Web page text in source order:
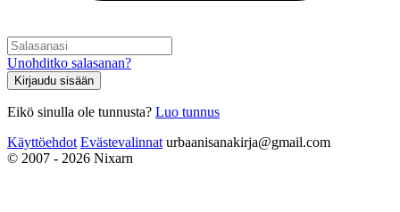
Unohditko salasanan?
Kirjaudu sisään
Eikö sinulla ole tunnusta? Luo tunnus
Käyttöehdot Evästevalinnat urbaanisanakirja@gmail.com
© 2007 - 2026 Nixarn